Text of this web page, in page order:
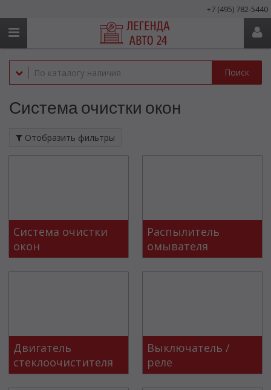
+7 (495) 782-5440
Поиск
Система очистки окон
Отобразить фильтры
Система очистки
окон
Распылитель
омывателя
Двигатель
стеклоочистителя
Выключатель /
реле